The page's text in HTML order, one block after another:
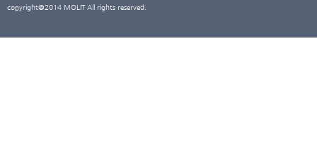
copyright@2014 MOLIT All rights reserved.